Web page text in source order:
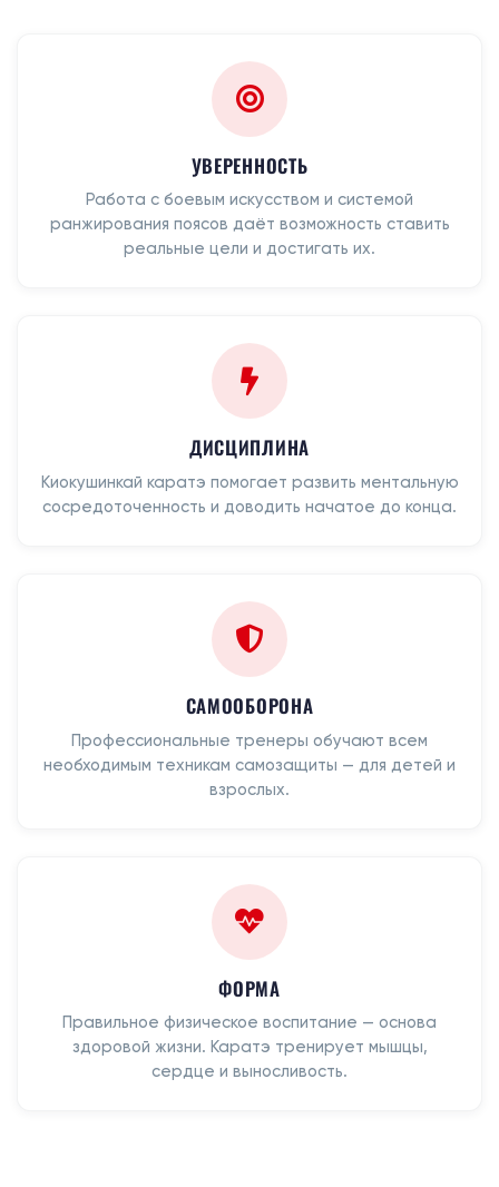
УВЕРЕННОСТЬ
Работа с боевым искусством и системой
ранжирования поясов даёт возможность ставить
реальные цели и достигать их.
ДИСЦИПЛИНА
Киокушинкай каратэ помогает развить ментальную
сосредоточенность и доводить начатое до конца.
САМООБОРОНА
Профессиональные тренеры обучают всем
необходимым техникам самозащиты — для детей и
взрослых.
ФОРМА
Правильное физическое воспитание — основа
здоровой жизни. Каратэ тренирует мышцы,
сердце и выносливость.